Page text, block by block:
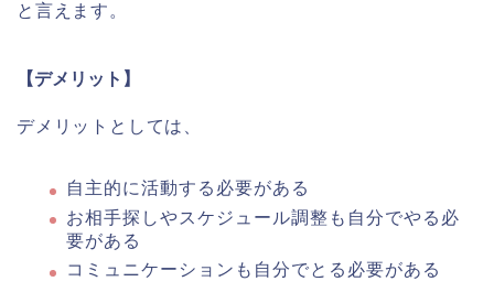
と言えます。
【デメリット】
デメリットとしては、
自主的に活動する必要がある
お相手探しやスケジュール調整も自分でやる必
要がある
コミュニケーションも自分でとる必要がある